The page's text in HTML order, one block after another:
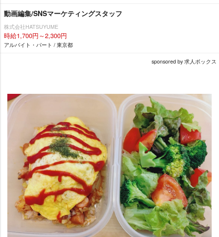
動画編集/SNSマーケティングスタッフ
株式会社HATSUYUME
時給1,700円～2,300円
アルバイト・パート / 東京都
sponsored by 求人ボックス